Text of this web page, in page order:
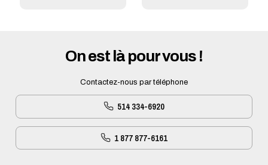
On est là pour vous !
Contactez-nous par téléphone
514 334-6920
1 877 877-6161